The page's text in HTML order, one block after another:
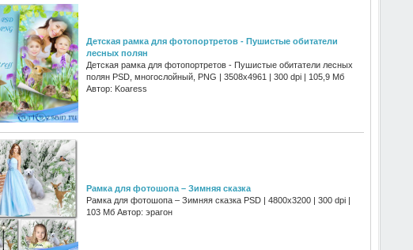
Детская рамка для фотопортретов - Пушистые обитатели
лесных полян
Детская рамка для фотопортретов - Пушистые обитатели лесных
полян PSD, многослойный, PNG | 3508x4961 | 300 dpi | 105,9 Мб
Автор: Koaress
Рамка для фотошопа – Зимняя сказка
Рамка для фотошопа – Зимняя сказка PSD | 4800x3200 | 300 dpi |
103 Мб Автор: эрагон